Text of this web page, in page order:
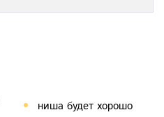
ниша будет хорошо